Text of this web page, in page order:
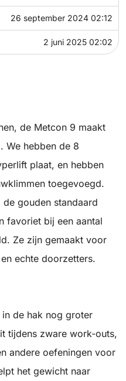
26 september 2024 02:12
2 juni 2025 02:02
de Metcon 9 maakt
We hebben de 8
plaat, en hebben
toegevoegd.
gouden standaard
favoriet bij een aantal
Ze zijn gemaakt voor
echte doorzetters.
de hak nog groter
tijdens zware work-outs,
andere oefeningen voor
het gewicht naar